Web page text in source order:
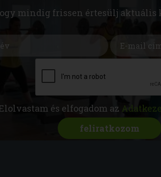
mindig frissen értesülj
és elfogadom az